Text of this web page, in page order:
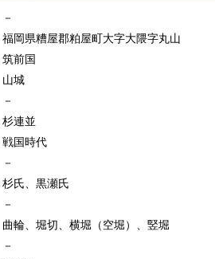
－
福岡県糟屋郡粕屋町大字大隈字丸山
筑前国
山城
－
杉連並
戦国時代
－
杉氏、黒瀬氏
－
曲輪、堀切、横堀（空堀）、竪堀
－